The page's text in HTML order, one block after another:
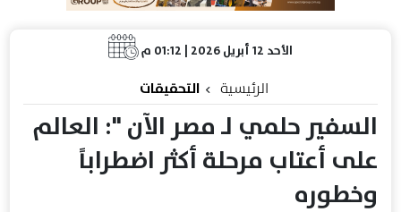
الأحد 12 أبريل 2026 | 01:12 م
الرئيسية التحقيقات
السفير حلمي لـ مصر الآن ": العالم
على أعتاب مرحلة أكثر اضطراباً
وخطوره